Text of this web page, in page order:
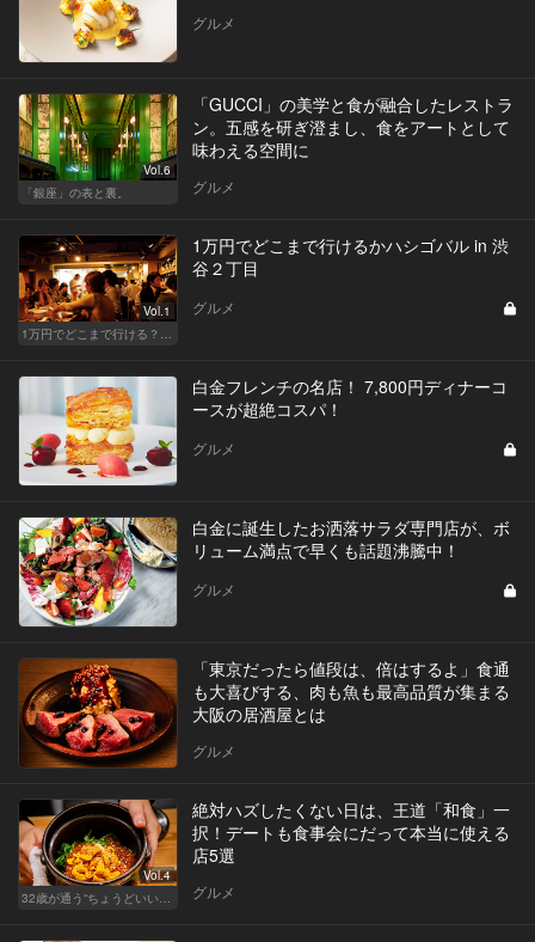
グルメ
Vol.6
「銀座」の表と裏。
「GUCCI」の美学と食が融合したレストラ
ン。五感を研ぎ澄まし、食をアートとして
味わえる空間に
グルメ
Vol.1
1万円でどこまで行ける？渋谷・新富町・西荻窪・神楽坂でハシゴバル
1万円でどこまで行けるかハシゴバル in 渋
谷２丁目
グルメ
白金フレンチの名店！ 7,800円ディナーコ
ースが超絶コスパ！
グルメ
白金に誕生したお洒落サラダ専門店が、ボ
リューム満点で早くも話題沸騰中！
グルメ
「東京だったら値段は、倍はするよ」食通
も大喜びする、肉も魚も最高品質が集まる
大阪の居酒屋とは
グルメ
Vol.4
32歳が通う“ちょうどいい”価格の店
絶対ハズしたくない日は、王道「和食」一
択！デートも食事会にだって本当に使える
店5選
グルメ